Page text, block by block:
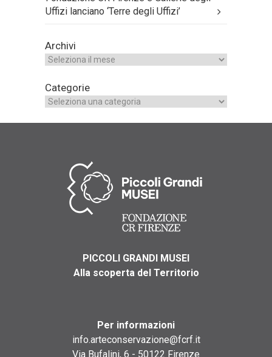
Uffizi lanciano ‘Terre degli Uffizi’
Archivi
Categorie
PICCOLI GRANDI MUSEI
Alla scoperta del Territorio
Per informazioni
info.arteconservazione@fcrf.it
Via Bufalini, 6 - 50122 Firenze